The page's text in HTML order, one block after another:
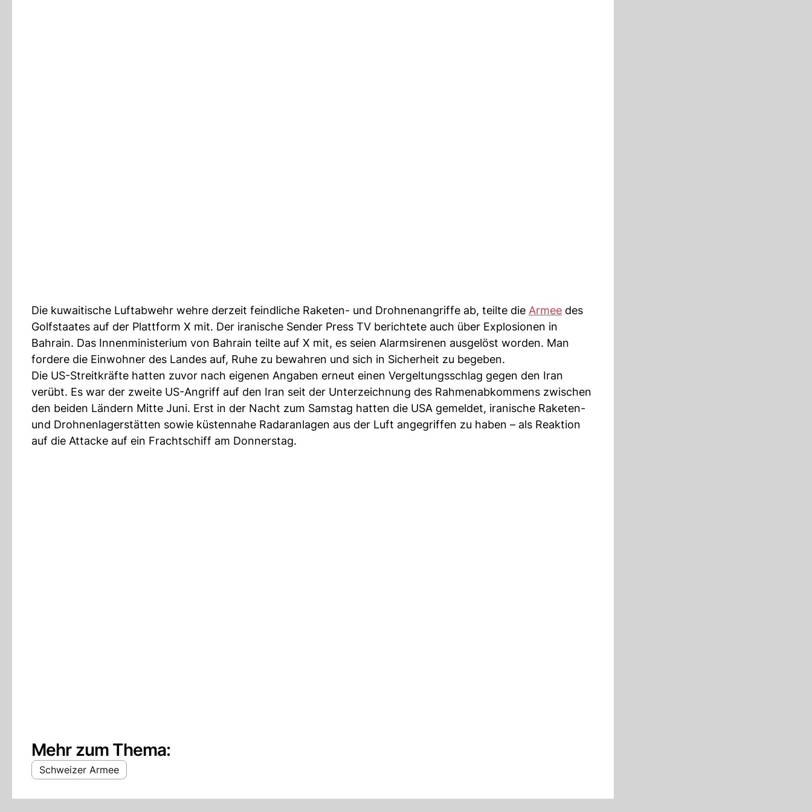
Die kuwaitische Luftabwehr wehre derzeit feindliche Raketen- und Drohnenangriffe ab, teilte die Armee des
Golfstaates auf der Plattform X mit. Der iranische Sender Press TV berichtete auch über Explosionen in
Bahrain. Das Innenministerium von Bahrain teilte auf X mit, es seien Alarmsirenen ausgelöst worden. Man
fordere die Einwohner des Landes auf, Ruhe zu bewahren und sich in Sicherheit zu begeben.
Die US-Streitkräfte hatten zuvor nach eigenen Angaben erneut einen Vergeltungsschlag gegen den Iran
verübt. Es war der zweite US-Angriff auf den Iran seit der Unterzeichnung des Rahmenabkommens zwischen
den beiden Ländern Mitte Juni. Erst in der Nacht zum Samstag hatten die USA gemeldet, iranische Raketen-
und Drohnenlagerstätten sowie küstennahe Radaranlagen aus der Luft angegriffen zu haben – als Reaktion
auf die Attacke auf ein Frachtschiff am Donnerstag.
Mehr zum Thema:
Schweizer Armee